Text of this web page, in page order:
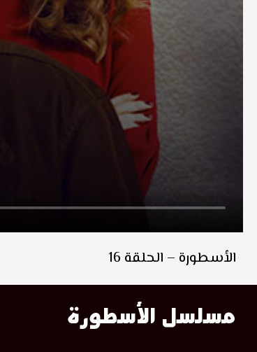
الأسطورة – الحلقة 16
مسلسل الأسطورة